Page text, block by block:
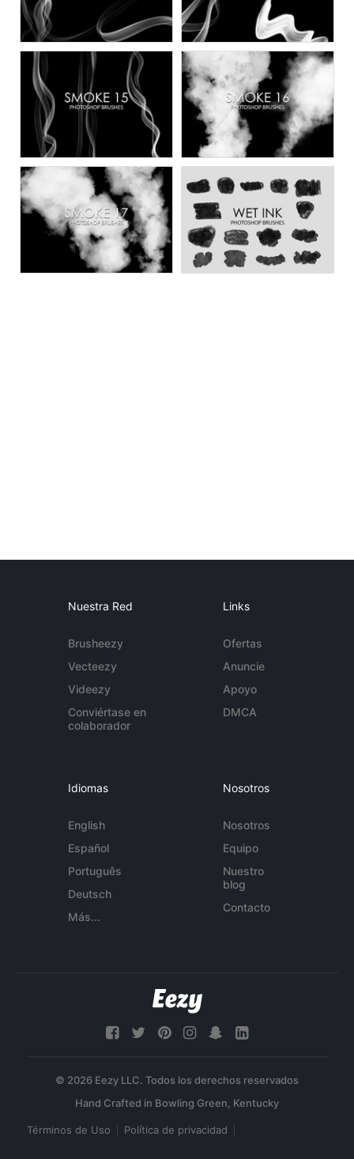
Nuestra Red
Brusheezy
Vecteezy
Videezy
Conviértase en
colaborador
Links
Ofertas
Anuncie
Apoyo
DMCA
Idiomas
English
Español
Português
Deutsch
Más...
Nosotros
Nosotros
Equipo
Nuestro
blog
Contacto
© 2026 Eezy LLC. Todos los derechos reservados
Términos de Uso Política de privacidad